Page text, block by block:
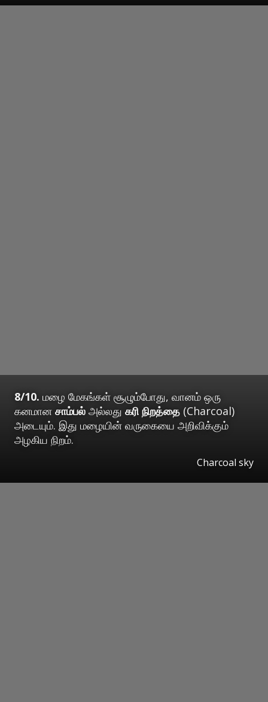
8/10. மழை மேகங்கள் சூழும்போது, வானம் ஒரு
கனமான சாம்பல் அல்லது கரி நிறத்தை (Charcoal)
அடையும். இது மழையின் வருகையை அறிவிக்கும்
அழகிய நிறம்.
Charcoal sky